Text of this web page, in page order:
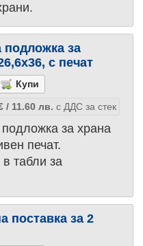
подложка за
с печат
/ 11.60 лв. с ДДС за стек
за храна
печат.
табли за
поставка за 2